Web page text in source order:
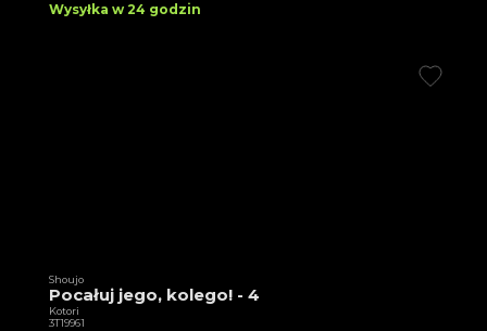
Wysyłka w 24 godzin
Shoujo
Pocałuj jego, kolego! - 4
Kotori
3T19961